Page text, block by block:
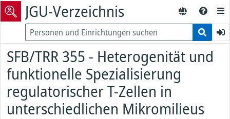
JGU-Verzeichnis
SFB/TRR 355 - Heterogenität und
funktionelle Spezialisierung
regulatorischer T-Zellen in
unterschiedlichen Mikromilieus